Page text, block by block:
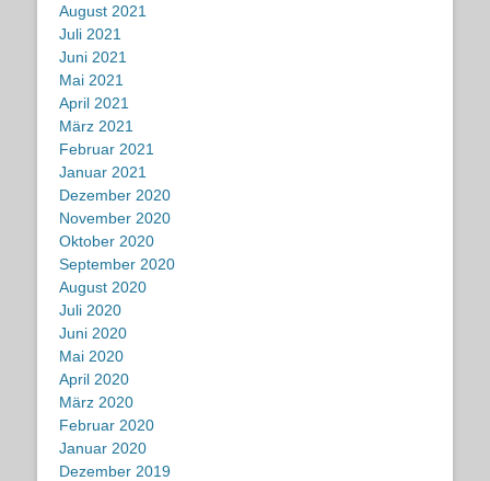
August 2021
Juli 2021
Juni 2021
Mai 2021
April 2021
März 2021
Februar 2021
Januar 2021
Dezember 2020
November 2020
Oktober 2020
September 2020
August 2020
Juli 2020
Juni 2020
Mai 2020
April 2020
März 2020
Februar 2020
Januar 2020
Dezember 2019